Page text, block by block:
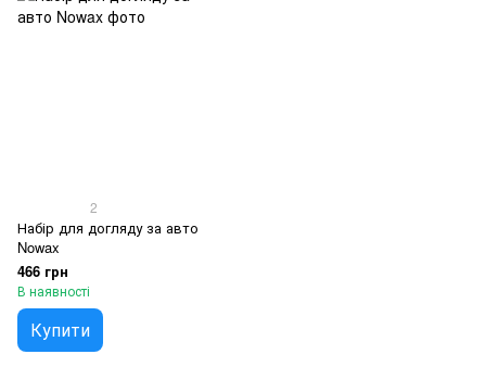
2
Набір для догляду за авто
Nowax
466 грн
В наявності
Купити